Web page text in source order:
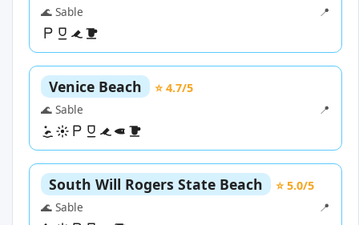
🌊 Sable
📍
Venice Beach
⭐ 4.7/5
🌊 Sable
📍
South Will Rogers State Beach
⭐ 5.0/5
🌊 Sable
📍